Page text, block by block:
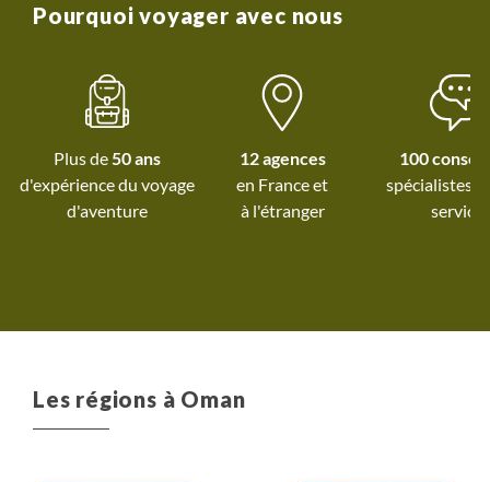
voyages.
Pourquoi voyager avec nous
Plus de 50 ans
d'expérience du voyage
d'aventure
12 agences
à l'étranger
100
spécialistes
service
Les régions à Oman